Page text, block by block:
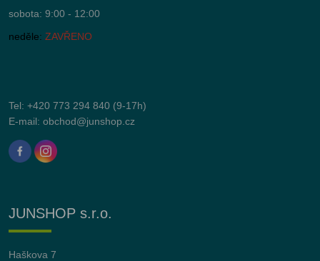
sobota: 9:00 - 12:00
neděle: ZAVŘENO
Tel: +420 773 294 840 (9-17h)
E-mail: obchod@junshop.cz
JUNSHOP s.r.o.
Haškova 7